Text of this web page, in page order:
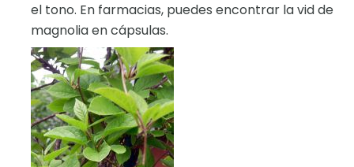
el tono. En farmacias, puedes encontrar la vid de
magnolia en cápsulas.